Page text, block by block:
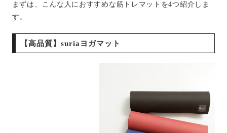
まずは、こんな人におすすめな筋トレマットを4つ紹介しま
す。
【高品質】suriaヨガマット